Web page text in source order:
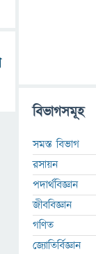
বিভাগসমূহ
সমস্ত বিভাগ
রসায়ন
পদার্থবিজ্ঞান
জীববিজ্ঞান
গণিত
জ্যোতির্বিজ্ঞান